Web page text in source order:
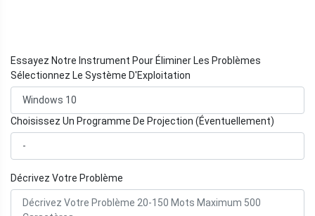
Essayez Notre Instrument Pour Éliminer Les Problèmes
Sélectionnez Le Système D'Exploitation
Choisissez Un Programme De Projection (Éventuellement)
Décrivez Votre Problème